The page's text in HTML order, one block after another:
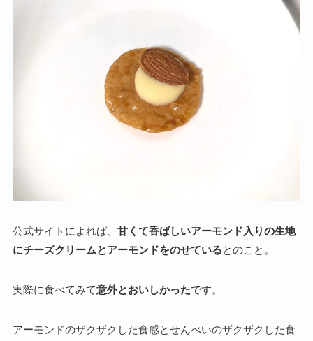
公式サイトによれば、 甘くて香ばしいアーモンド入りの生地
にチーズクリームとアーモンドをのせているとのこと。
実際に食べてみて意外とおいしかったです。
アーモンドのザクザクした食感とせんべいのザクザクした食